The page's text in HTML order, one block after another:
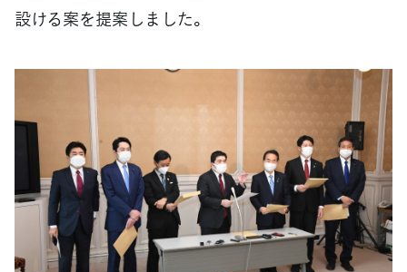
設ける案を提案しました。